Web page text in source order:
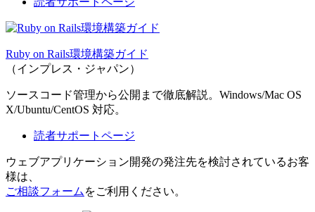
Ruby on Rails環境構築ガイド
（インプレス・ジャパン）
ソースコード管理から公開まで徹底解説。Windows/Mac OS
X/Ubuntu/CentOS 対応。
読者サポートページ
ウェブアプリケーション開発の発注先を検討されているお客
様は、
ご相談フォーム をご利用ください。